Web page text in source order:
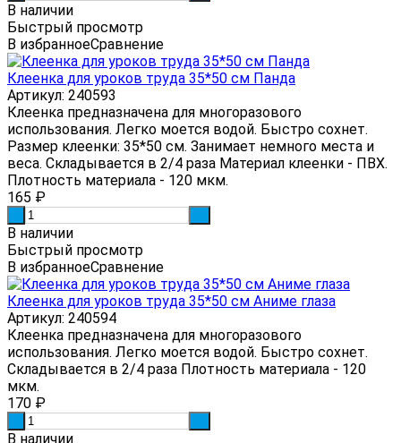
В наличии
Быстрый просмотр
В избранноеСравнение
Клеенка для уроков труда 35*50 см Панда
Артикул: 240593
Клеенка предназначена для многоразового
использования. Легко моется водой. Быстро сохнет.
Размер клеенки: 35*50 см. Занимает немного места и
веса. Складывается в 2/4 раза Материал клеенки - ПВХ.
Плотность материала - 120 мкм.
165 ₽
В наличии
Быстрый просмотр
В избранноеСравнение
Клеенка для уроков труда 35*50 см Аниме глаза
Артикул: 240594
Клеенка предназначена для многоразового
использования. Легко моется водой. Быстро сохнет.
Складывается в 2/4 раза Плотность материала - 120
мкм.
170 ₽
В наличии